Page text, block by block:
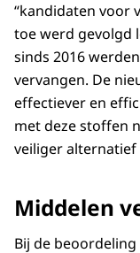
“kandidaten voor
toe werd gevolgd
sinds 2016
vervangen. De
effectiever en
met deze stoffen
veiliger
Middelen
Bij de